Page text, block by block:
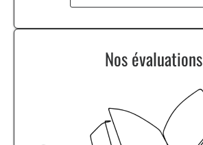
Nos évaluations